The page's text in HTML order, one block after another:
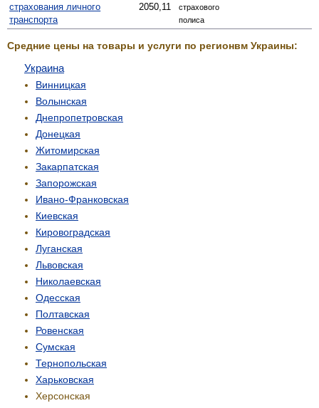
страхования личного
транспорта
2050,11
страхового
полиса
Средние цены на товары и услуги по регионвм Украины:
Украина
Винницкая
Волынская
Днепропетровская
Донецкая
Житомирская
Закарпатская
Запорожская
Ивано-Франковская
Киевская
Кировоградская
Луганская
Львовская
Николаевская
Одесская
Полтавская
Ровенская
Сумская
Тернопольская
Харьковская
Херсонская